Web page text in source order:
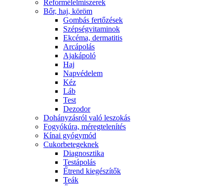
Reformélelmiszerek
Bőr, haj, köröm
Gombás fertőzések
Szépségvitaminok
Ekcéma, dermatitis
Arcápolás
Ajakápoló
Haj
Napvédelem
Kéz
Láb
Test
Dezodor
Dohányzásról való leszokás
Fogyókúra, méregtelenítés
Kínai gyógymód
Cukorbetegeknek
Diagnosztika
Testápolás
É́trend kiegészítők
Teák